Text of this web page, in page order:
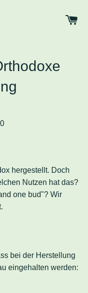
hergestellt. Doch
Nutzen hat das?
one bud"? Wir
bei der Herstellung
eingehalten werden: